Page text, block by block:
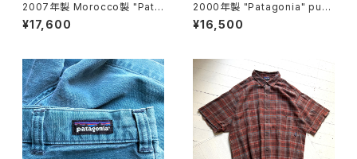
2007年製 Morocco製 "Pata
gonia" heavy flannel shirt
¥17,600
2000年製 "Patagonia" puck
erware shirt
¥16,500